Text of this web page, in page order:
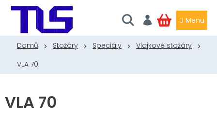
Přejít
NÁKUPNÍ
KOŠÍK
Domů Stožáry Speciály
Vlajkové stožáry
VLA 70
VLA 70